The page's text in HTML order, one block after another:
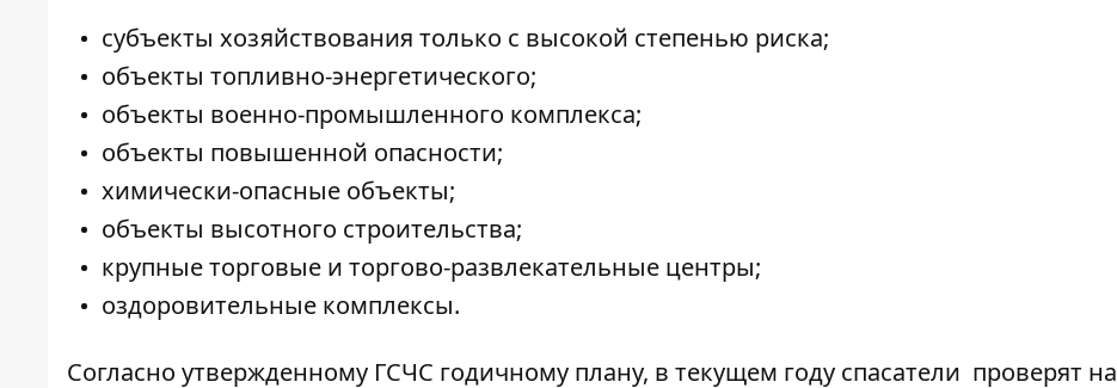
субъекты хозяйствования только с высокой степенью риска;
объекты топливно-энергетического;
объекты военно-промышленного комплекса;
объекты повышенной опасности;
химически-опасные объекты;
объекты высотного строительства;
крупные торговые и торгово-развлекательные центры;
оздоровительные комплексы.
Согласно утвержденному ГСЧС годичному плану, в текущем году спасатели проверят на